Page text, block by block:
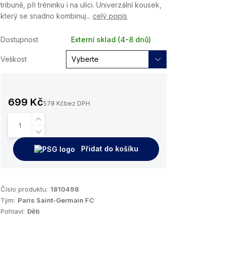
tribuně, při tréninku i na ulici. Univerzální kousek,
který se snadno kombinuj... celý popis
Dostupnost Externí sklad (4-8 dnů)
Velikost
699 Kč578 Kčbez DPH
Přidat do košíku
Číslo produktu: 1810498
Tým: Paris Saint-Germain FC
Pohlaví: Děti